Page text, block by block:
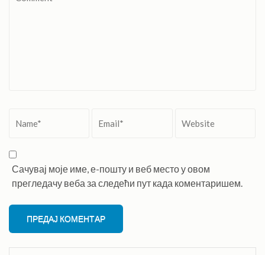
Сачувај моје име, е-пошту и веб место у овом
прегледачу веба за следећи пут када коментаришем.